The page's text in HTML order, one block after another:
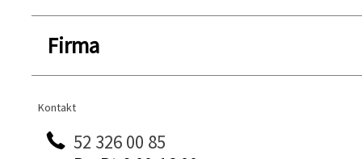
Firma
Kontakt
Kontakt
52 326 00 85